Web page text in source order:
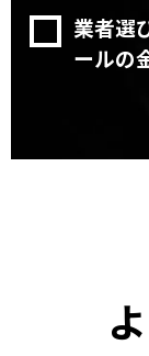
業者選
ールの